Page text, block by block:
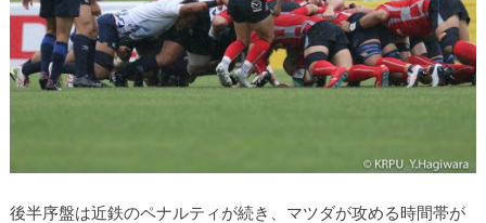
後半序盤は近鉄のペナルティが続き、マツダが攻める時間帯が